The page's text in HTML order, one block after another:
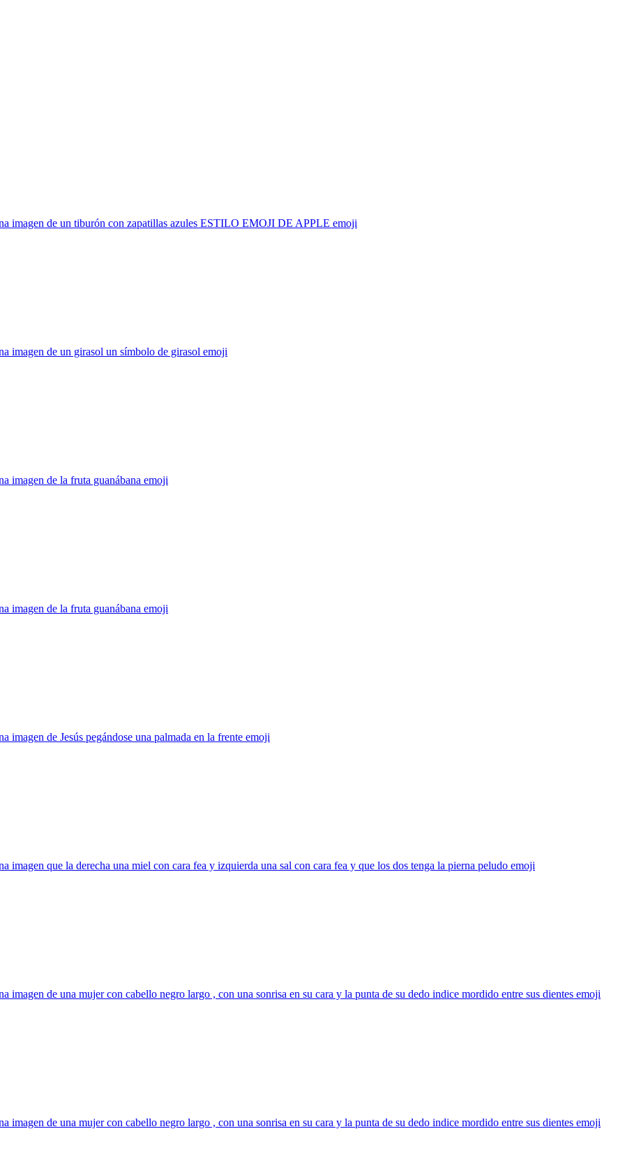
imagen de un tiburón con zapatillas azules ESTILO EMOJI DE APPLE emoji
imagen de un girasol un símbolo de girasol emoji
imagen de la fruta guanábana emoji
imagen de la fruta guanábana emoji
imagen de Jesús pegándose una palmada en la frente emoji
imagen que la derecha una miel con cara fea y izquierda una sal con cara fea y que los dos tenga la pierna peludo emoji
imagen de una mujer con cabello negro largo , con una sonrisa en su cara y la punta de su dedo indice mordido entre sus dientes emoji
imagen de una mujer con cabello negro largo , con una sonrisa en su cara y la punta de su dedo indice mordido entre sus dientes emoji